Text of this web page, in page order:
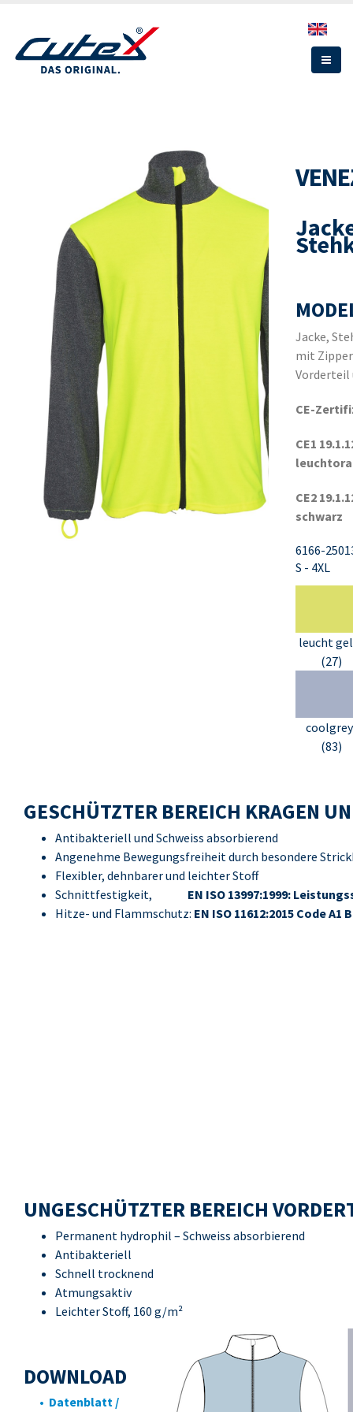
Inhalt
Jacke,
mit
Vorderteil
CE-
CE1
CE2
schwarz
6166-
S - 4XL
leucht
(27)
coolgrey
(83)
GESCHÜTZTER BEREICH KRAGEN
Antibakteriell und Schweiss absorbierend
Angenehme Bewegungsfreiheit durch besondere
Flexibler, dehnbarer und leichter Stoff
Schnittfestigkeit, EN ISO 13997:1999:
Hitze- und Flammschutz: EN ISO 11612:2015 Code A1
UNGESCHÜTZTER BEREICH
Permanent hydrophil – Schweiss absorbierend
Antibakteriell
Schnell trocknend
Atmungsaktiv
Leichter Stoff, 160 g/m²
DOWNLOAD
• Datenblatt /